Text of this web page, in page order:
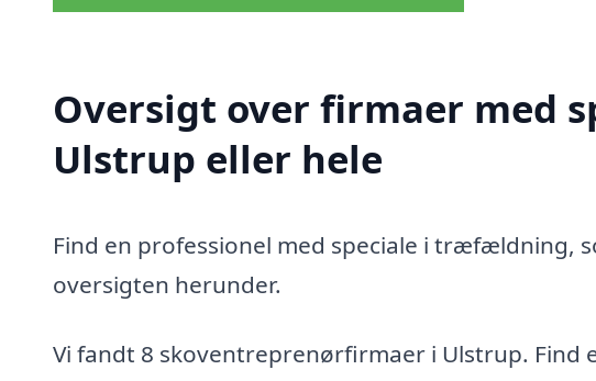
Oversigt over firmaer med
Ulstrup eller hele
Find en professionel med speciale i træfældning,
oversigten herunder.
Vi fandt 8 skoventreprenørfirmaer i Ulstrup.